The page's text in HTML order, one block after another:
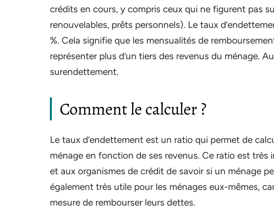
crédits en cours, y compris ceux qui ne figurent pas
renouvelables, prêts personnels). Le taux
%. Cela signifie que les mensualités de
représenter plus d’un tiers des revenus du ménage.
surendettement.
Comment le calculer ?
Le taux d’endettement est un ratio qui permet de
ménage en fonction de ses revenus. Ce ratio est très
et aux organismes de crédit de savoir si un ménage
également très utile pour les ménages eux-mêmes,
mesure de rembourser leurs dettes.